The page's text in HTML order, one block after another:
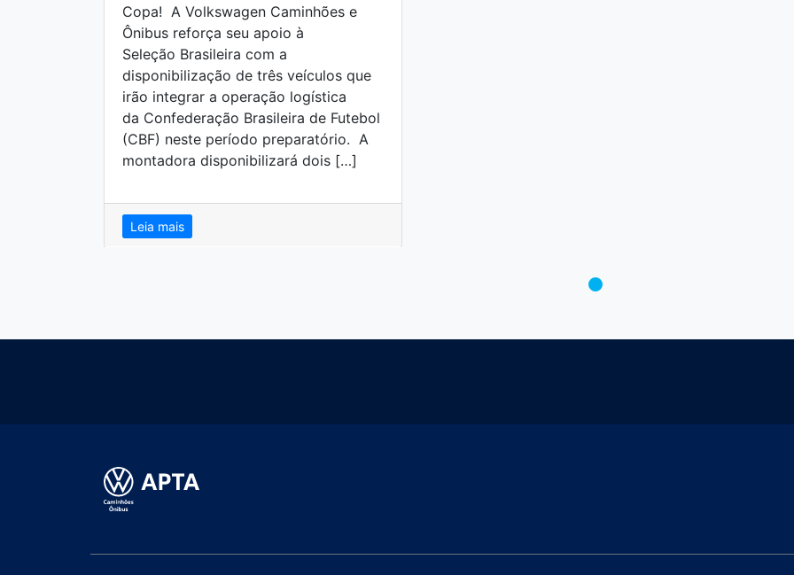
Copa! A Volkswagen Caminhões e
Ônibus reforça seu apoio à
Seleção Brasileira com a
disponibilização de três veículos que
irão integrar a operação logística
da Confederação Brasileira de Futebol
(CBF) neste período preparatório. A
montadora disponibilizará dois […]
Leia mais